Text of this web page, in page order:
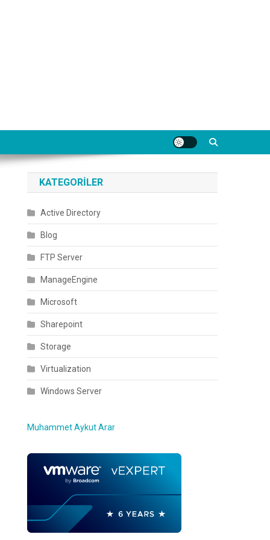
KATEGORILER
Active Directory
Blog
FTP Server
ManageEngine
Microsoft
Sharepoint
Storage
Virtualization
Windows Server
Muhammet Aykut Arar